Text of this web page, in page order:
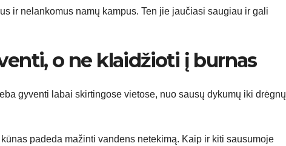
ir nelankomus namų kampus. Ten jie jaučiasi saugiau ir gali
o ne klaidžioti į burnas
gyventi labai skirtingose vietose, nuo sausų dykumų iki drėgnų
padeda mažinti vandens netekimą. Kaip ir kiti sausumoje